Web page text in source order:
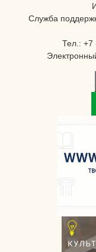
Служба
Тел.: +7